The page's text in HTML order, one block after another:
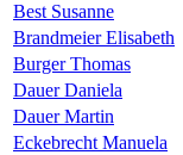
Best Susanne
Brandmeier Elisabeth
Burger Thomas
Dauer Daniela
Dauer Martin
Eckebrecht Manuela